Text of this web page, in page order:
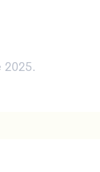
2025.